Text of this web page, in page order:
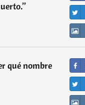
”
qué nombre